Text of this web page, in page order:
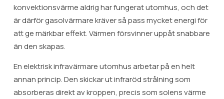
konvektionsvärme aldrig har fungerat utomhus, och det
är därför gasolvärmare kräver så pass mycket energi för
att ge märkbar effekt. Värmen försvinner uppåt snabbare
än den skapas.
En elektrisk infravärmare utomhus arbetar på en helt
annan princip. Den skickar ut infraröd strålning som
absorberas direkt av kroppen, precis som solens värme